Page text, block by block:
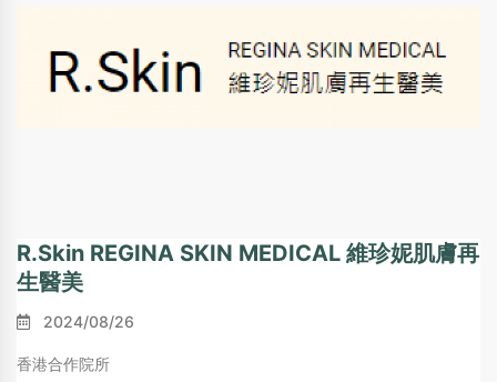
R.Skin REGINA SKIN MEDICAL 維珍妮肌膚再
生醫美
2024/08/26
香港合作院所